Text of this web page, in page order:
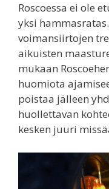
Roscoessa ei ole
yksi
voimansiirtojen
aikuisten
mukaan
huomiota
poistaa jälleen
huollettavan
kesken juuri